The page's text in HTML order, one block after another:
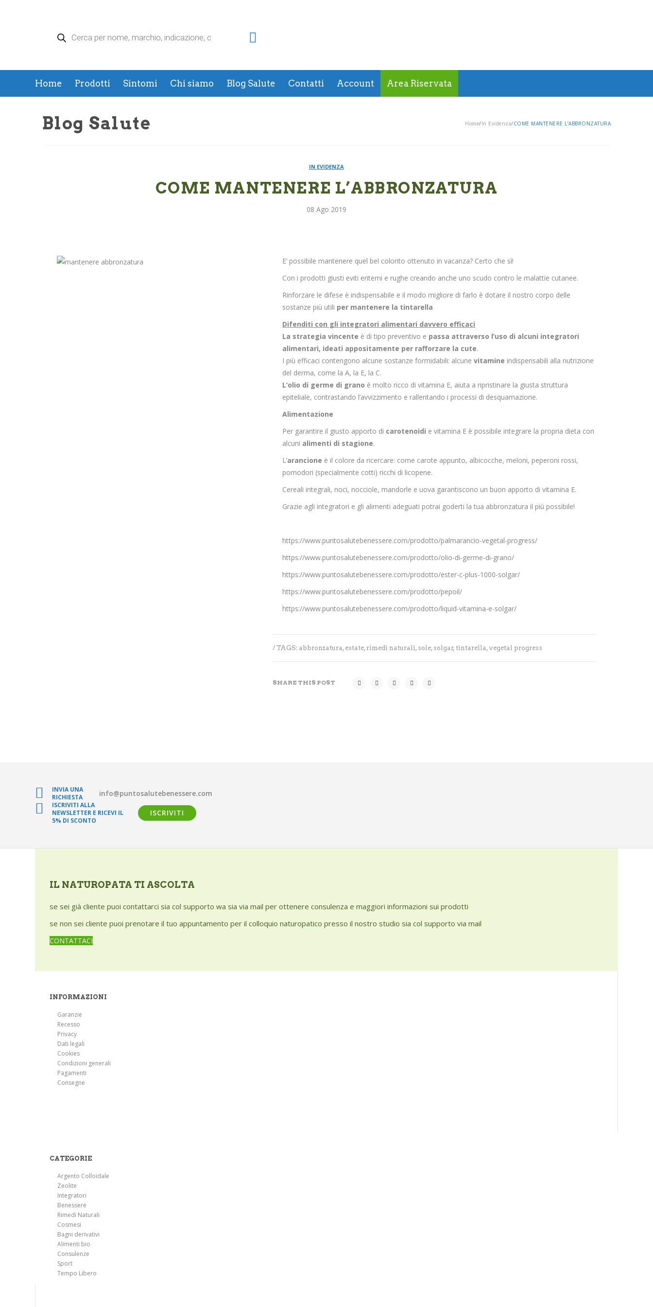
search
Home Prodotti Sintomi Chi siamo Blog Salute Contatti Account Area Riservata
Blog Salute Home/In Evidenza/COME MANTENERE L’ABBRONZATURA
IN EVIDENZA
COME MANTENERE L’ABBRONZATURA
08 Ago 2019
E’ possibile mantenere quel bel colorito ottenuto in vacanza? Certo che sì!
Con i prodotti giusti eviti eritemi e rughe creando anche uno scudo contro le malattie cutanee.
Rinforzare le difese è indispensabile e il modo migliore di farlo è dotare il nostro corpo delle
sostanze più utili per mantenere la tintarella
Difenditi con gli integratori alimentari davvero efficaci
La strategia vincente è di tipo preventivo e passa attraverso l’uso di alcuni integratori
alimentari, ideati appositamente per rafforzare la cute.
I più efficaci contengono alcune sostanze formidabili: alcune vitamine indispensabili alla nutrizione
del derma, come la A, la E, la C.
L’olio di germe di grano è molto ricco di vitamina E, aiuta a ripristinare la giusta struttura
epiteliale, contrastando l’avvizzimento e rallentando i processi di desquamazione.
Alimentazione
Per garantire il giusto apporto di carotenoidi e vitamina E è possibile integrare la propria dieta con
alcuni alimenti di stagione.
L’arancione è il colore da ricercare: come carote appunto, albicocche, meloni, peperoni rossi,
pomodori (specialmente cotti) ricchi di licopene.
Cereali integrali, noci, nocciole, mandorle e uova garantiscono un buon apporto di vitamina E.
Grazie agli integratori e gli alimenti adeguati potrai goderti la tua abbronzatura il più possibile!
https://www.puntosalutebenessere.com/prodotto/palmarancio-vegetal-progress/
https://www.puntosalutebenessere.com/prodotto/olio-di-germe-di-grano/
https://www.puntosalutebenessere.com/prodotto/ester-c-plus-1000-solgar/
https://www.puntosalutebenessere.com/prodotto/pepoil/
https://www.puntosalutebenessere.com/prodotto/liquid-vitamina-e-solgar/
/ TAGS: abbronzatura, estate, rimedi naturali, sole, solgar, tintarella, vegetal progress
SHARE THIS POST
INVIA UNA
RICHIESTA
info@puntosalutebenessere.com
ISCRIVITI ALLA
NEWSLETTER E RICEVI IL
5% DI SCONTO
ISCRIVITI
IL NATUROPATA TI ASCOLTA
se sei già cliente puoi contattarci sia col supporto wa sia via mail per ottenere consulenza e maggiori informazioni sui prodotti
se non sei cliente puoi prenotare il tuo appuntamento per il colloquio naturopatico presso il nostro studio sia col supporto via mail
CONTATTACI
INFORMAZIONI
Garanzie
Recesso
Privacy
Dati legali
Cookies
Condizioni generali
Pagamenti
Consegne
CATEGORIE
Argento Colloidale
Zeolite
Integratori
Benessere
Rimedi Naturali
Cosmesi
Bagni derivativi
Alimenti bio
Consulenze
Sport
Tempo Libero